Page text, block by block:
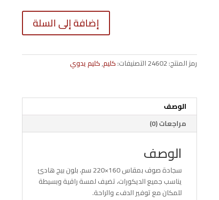
كمية
يدوي
إضافة إلى السلة
رمز المنتج:24602التصنيفات:كليم,كليم يدوي
الوصف
مراجعات (0)
الوصف
سجادة صوف بمقاس 160×220 سم، بلون بيج هادئ
يناسب جميع الديكورات، تضيف لمسة راقية وبسيطة
للمكان مع توفير الدفء والراحة.